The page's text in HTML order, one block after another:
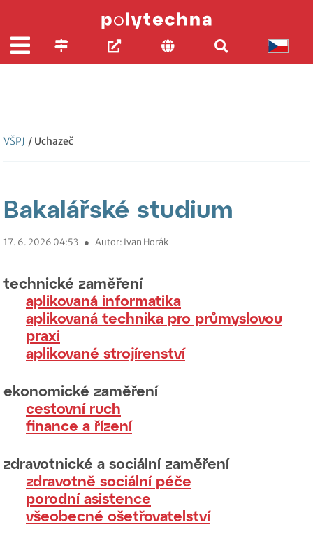
VŠPJ / Uchazeč
Bakalářské studium
17. 6. 2026 04:53 ● Autor: Ivan Horák
technické zaměření
aplikovaná informatika
aplikovaná technika pro průmyslovou
praxi
aplikované strojírenství
ekonomické zaměření
cestovní ruch
finance a řízení
zdravotnické a sociální zaměření
zdravotně sociální péče
porodní asistence
všeobecné ošetřovatelství